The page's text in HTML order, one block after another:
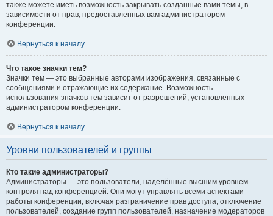
также можете иметь возможность закрывать созданные вами темы, в
зависимости от прав, предоставленных вам администратором
конференции.
Вернуться к началу
Что такое значки тем?
Значки тем — это выбранные авторами изображения, связанные с
сообщениями и отражающие их содержание. Возможность
использования значков тем зависит от разрешений, установленных
администратором конференции.
Вернуться к началу
Уровни пользователей и группы
Кто такие администраторы?
Администраторы — это пользователи, наделённые высшим уровнем
контроля над конференцией. Они могут управлять всеми аспектами
работы конференции, включая разграничение прав доступа, отключение
пользователей, создание групп пользователей, назначение модераторов